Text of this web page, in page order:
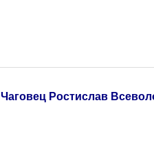
Чаговец Ростислав